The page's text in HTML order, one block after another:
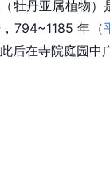
牡丹亚属植物
794~1185 年（
后在寺院庭园中